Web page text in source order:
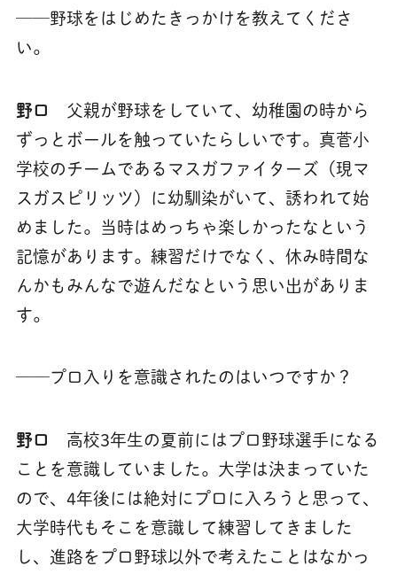
──野球をはじめたきっかけを教えてくださ
い。
野口 父親が野球をしていて、幼稚園の時から
ずっとボールを触っていたらしいです。真菅小
学校のチームであるマスガファイターズ（現マ
スガスピリッツ）に幼馴染がいて、誘われて始
めました。当時はめっちゃ楽しかったなという
記憶があります。練習だけでなく、休み時間な
んかもみんなで遊んだなという思い出がありま
す。
──プロ入りを意識されたのはいつですか？
野口 高校3年生の夏前にはプロ野球選手になる
ことを意識していました。大学は決まっていた
ので、4年後には絶対にプロに入ろうと思って、
大学時代もそこを意識して練習してきました
し、進路をプロ野球以外で考えたことはなかっ